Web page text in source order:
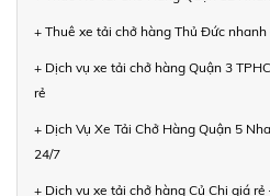
+ Thuê xe tải chở hàng Thủ Đức
+ Dịch vụ xe tải chở hàng Quận 3
rẻ
+ Dịch Vụ Xe Tải Chở Hàng Quận 5
24/7
+ Dịch vụ xe tải chở hàng Củ Chi giá